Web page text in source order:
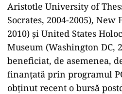
Aristotle University of
Socrates, 2004-2005), New
2010) şi United States
Museum (Washington DC,
beneficiat, de asemenea,
finanţată prin programul
obținut recent o bursă